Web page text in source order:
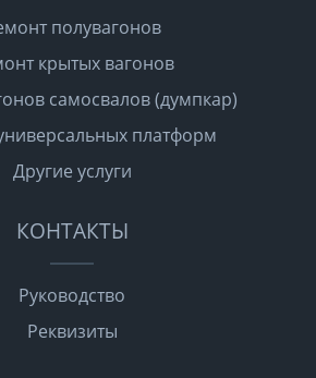
полувагонов
крытых вагонов
самосвалов (думпкар)
платформ
Другие услуги
КОНТАКТЫ
Руководство
Реквизиты